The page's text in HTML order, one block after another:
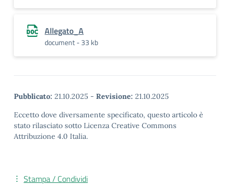
Allegato_A
document - 33 kb
Pubblicato: 21.10.2025 - Revisione: 21.10.2025
Eccetto dove diversamente specificato, questo articolo è
stato rilasciato sotto Licenza Creative Commons
Attribuzione 4.0 Italia.
Stampa / Condividi